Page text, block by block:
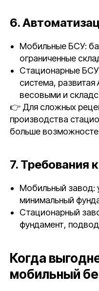
6.
Мобильные БСУ:
ограниченные
Стационарные
система,
весовыми и
👉 Для сложных
производства
больше
7. Требования
Мобильный завод:
минимальный
Стационарный
фундамент,
Когда
мобильный